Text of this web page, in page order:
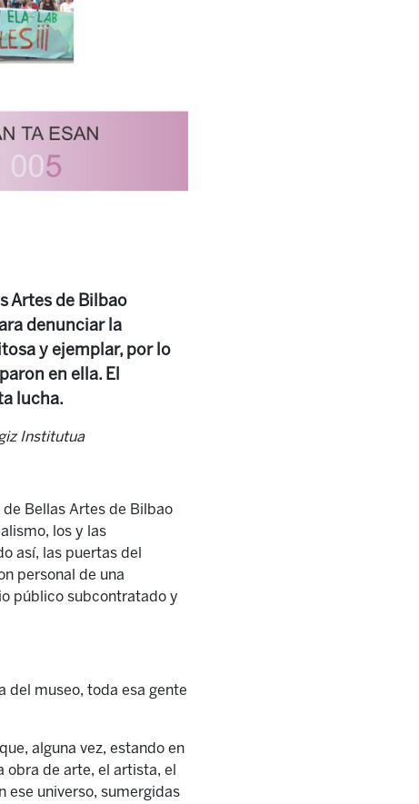
Artes de Bilbao
denunciar la
y ejemplar, por lo
en ella. El
lucha.
Institutua
Bellas Artes de Bilbao
los y las
así, las puertas del
personal de una
público subcontratado y
del museo, toda esa gente
alguna vez, estando en
obra de arte, el artista, el
ese universo, sumergidas